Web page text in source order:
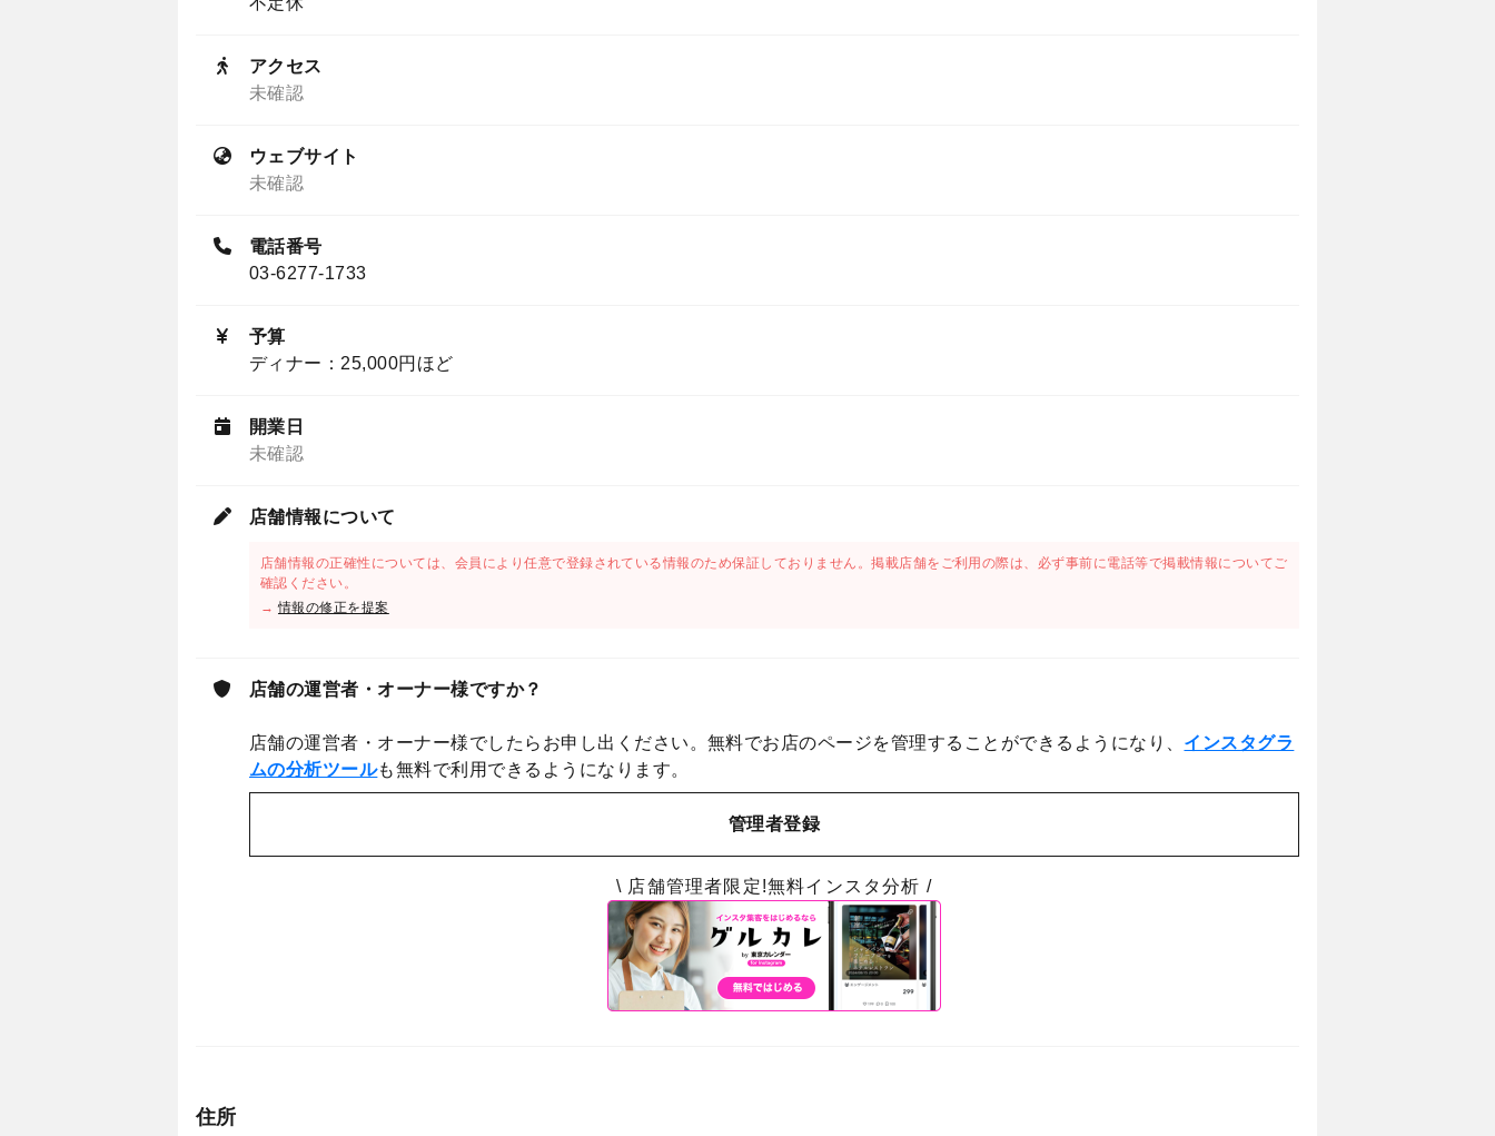
アクセス
未確認
ウェブサイト
未確認
電話番号
03-6277-1733
予算
ディナー：25,000円ほど
開業日
未確認
店舗情報について
店舗情報の正確性については、会員により任意で登録されている情報のため保証しておりません。掲載店舗をご利用の際は、必ず事前に電話等で掲載情報についてご
確認ください。
→情報の修正を提案
店舗の運営者・オーナー様ですか？
店舗の運営者・オーナー様でしたらお申し出ください。無料でお店のページを管理することができるようになり、 インスタグラ
ムの分析ツールも無料で利用できるようになります。
管理者登録
\ 店舗管理者限定!無料インスタ分析 /
住所